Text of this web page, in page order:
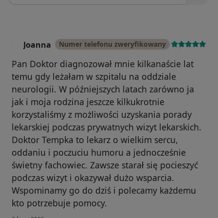
Joanna Numer telefonu zweryfikowany
Pan Doktor diagnozował mnie kilkanaście lat
temu gdy leżałam w szpitalu na oddziale
neurologii. W późniejszych latach zarówno ja
jak i moja rodzina jeszcze kilkukrotnie
korzystaliśmy z możliwości uzyskania porady
lekarskiej podczas prywatnych wizyt lekarskich.
Doktor Tempka to lekarz o wielkim sercu,
oddaniu i poczuciu humoru a jednocześnie
świetny fachowiec. Zawsze starał się pocieszyć
podczas wizyt i okazywał dużo wsparcia.
Wspominamy go do dziś i polecamy każdemu
kto potrzebuje pomocy.